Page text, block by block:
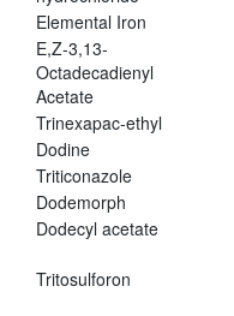
Elemental Iron
E,Z-3,13-
Octadecadienyl
Acetate
Trinexapac-ethyl
Dodine
Triticonazole
Dodemorph
Dodecyl acetate
Tritosulforon